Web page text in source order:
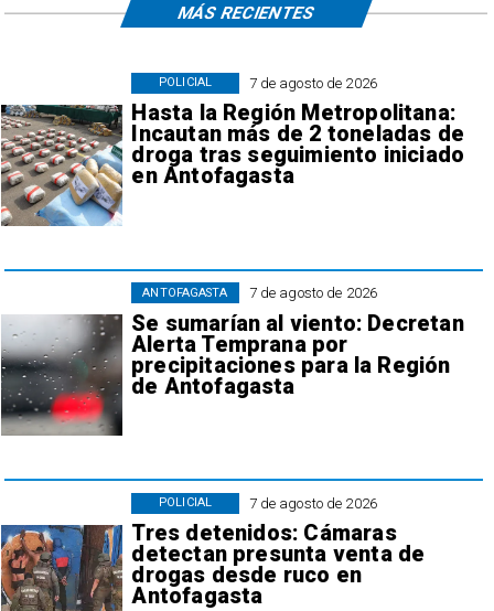
7 de agosto de 2026
Hasta la Región Metropolitana:
Incautan más de 2 toneladas de
droga tras seguimiento iniciado
en Antofagasta
POLICIAL
7 de agosto de 2026
Se sumarían al viento: Decretan
Alerta Temprana por
precipitaciones para la Región
de Antofagasta
ANTOFAGASTA
7 de agosto de 2026
Tres detenidos: Cámaras
detectan presunta venta de
drogas desde ruco en
Antofagasta
POLICIAL
MÁS RECIENTES